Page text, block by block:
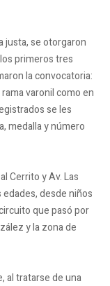
justa, se otorgaron
primeros tres
la convocatoria:
varonil como en
se les
medalla y número
Cerrito y Av. Las
desde niños
que pasó por
y la zona de
al tratarse de una